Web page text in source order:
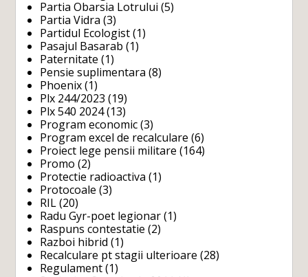
Partia Obarsia Lotrului (5)
Partia Vidra (3)
Partidul Ecologist (1)
Pasajul Basarab (1)
Paternitate (1)
Pensie suplimentara (8)
Phoenix (1)
Plx 244/2023 (19)
Plx 540 2024(13)
Program economic (3)
Program excel de recalculare (6)
Proiect lege pensii militare (164)
Promo (2)
Protectie radioactiva (1)
Protocoale (3)
RIL (20)
Radu Gyr-poet legionar (1)
Raspuns contestatie (2)
Razboi hibrid (1)
Recalculare pt stagii ulterioare (28)
Regulament (1)